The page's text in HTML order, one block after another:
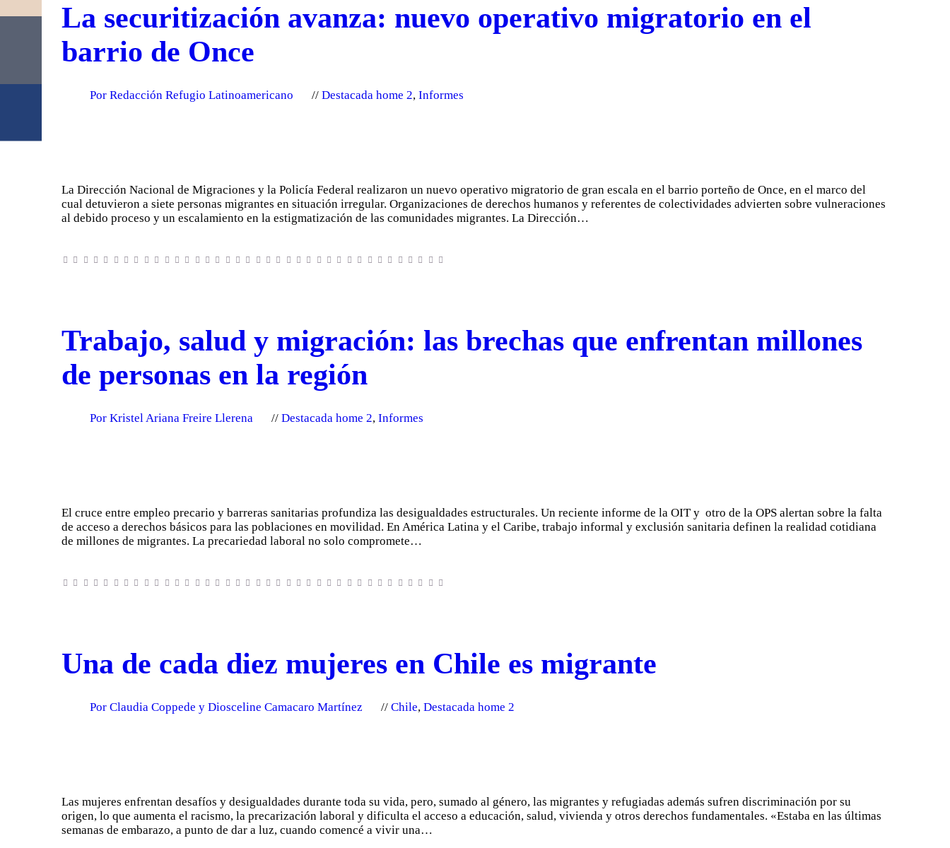
La securitización avanza: nuevo operativo migratorio en el
barrio de Once
Por Redacción Refugio Latinoamericano Destacada home 2,Informes
La Dirección Nacional de Migraciones y la Policía Federal realizaron un nuevo operativo migratorio de gran escala en el barrio porteño de Once, en el marco del
cual detuvieron a siete personas migrantes en situación irregular. Organizaciones de derechos humanos y referentes de colectividades advierten sobre vulneraciones
al debido proceso y un escalamiento en la estigmatización de las comunidades migrantes. La Dirección…
Trabajo, salud y migración: las brechas que enfrentan millones
de personas en la región
Por Kristel Ariana Freire Llerena Destacada home 2,Informes
El cruce entre empleo precario y barreras sanitarias profundiza las desigualdades estructurales. Un reciente informe de la OIT y otro de la OPS alertan sobre la falta
de acceso a derechos básicos para las poblaciones en movilidad. En América Latina y el Caribe, trabajo informal y exclusión sanitaria definen la realidad cotidiana
de millones de migrantes. La precariedad laboral no solo compromete…
Una de cada diez mujeres en Chile es migrante
Por Claudia Coppede y Diosceline Camacaro Martínez Chile,Destacada home 2
Las mujeres enfrentan desafíos y desigualdades durante toda su vida, pero, sumado al género, las migrantes y refugiadas además sufren discriminación por su
origen, lo que aumenta el racismo, la precarización laboral y dificulta el acceso a educación, salud, vivienda y otros derechos fundamentales. «Estaba en las últimas
semanas de embarazo, a punto de dar a luz, cuando comencé a vivir una…